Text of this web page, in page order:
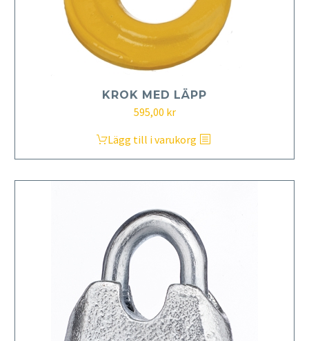
KROK MED LÄPP
595,00 kr
Lägg till i varukorg